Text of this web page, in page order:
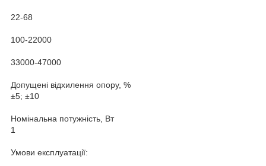
22-68
100-22000
33000-47000
Допущені відхилення опору, %
±5; ±10
Номінальна потужність, Вт
1
Умови експлуатації: